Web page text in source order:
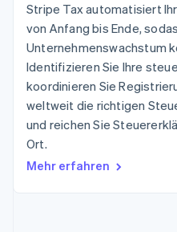
Finanzdaten
Product roadmap
Ausblick
Radar
Betrugsprävention
Atlas
Medien und
Ressourcen
App-
Code-
API-
Stripe Tax automatisiert
von Anfang bis Ende,
Unternehmenswachstum
Identifizieren Sie Ihre
koordinieren Sie
weltweit die richtigen
und reichen Sie
Ort.
Mehr erfahren